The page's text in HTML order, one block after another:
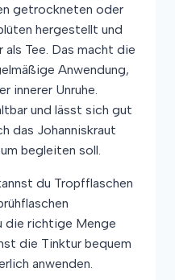
getrockneten oder
hergestellt und
Tee. Das macht die
Anwendung,
innerer Unruhe.
und lässt sich gut
das Johanniskraut
begleiten soll.
du Tropfflaschen
die richtige Menge
die Tinktur bequem
anwenden.